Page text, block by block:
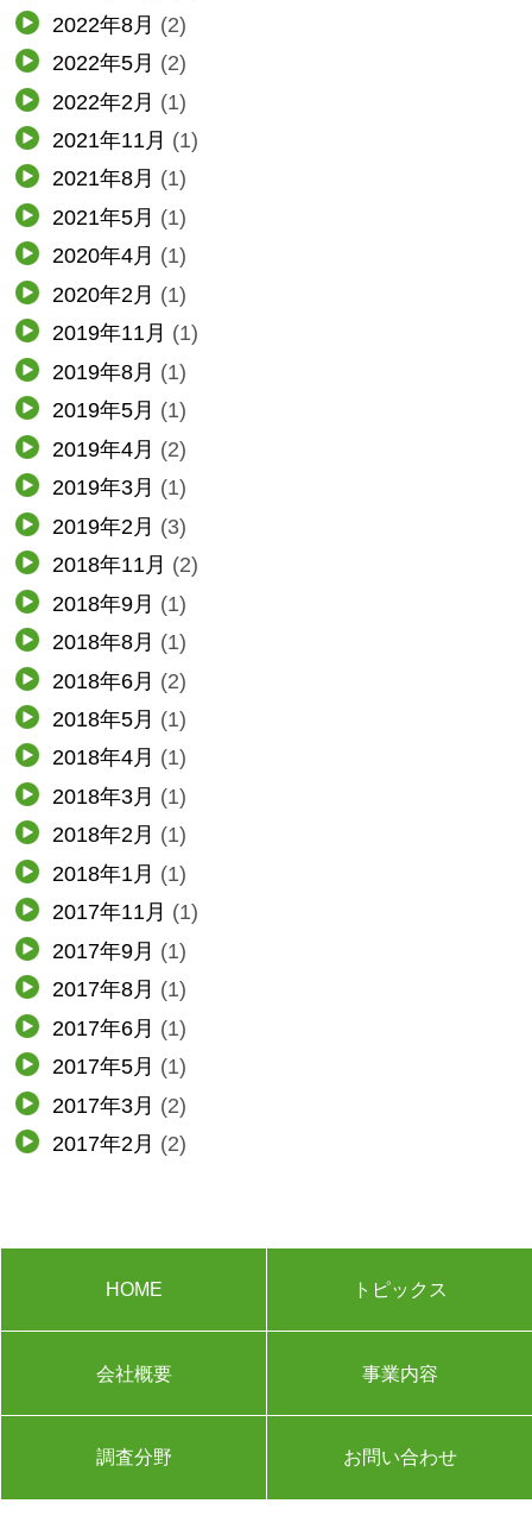
2022年8月 (2)
2022年5月 (2)
2022年2月 (1)
2021年11月 (1)
2021年8月 (1)
2021年5月 (1)
2020年4月 (1)
2020年2月 (1)
2019年11月 (1)
2019年8月 (1)
2019年5月 (1)
2019年4月 (2)
2019年3月 (1)
2019年2月 (3)
2018年11月 (2)
2018年9月 (1)
2018年8月 (1)
2018年6月 (2)
2018年5月 (1)
2018年4月 (1)
2018年3月 (1)
2018年2月 (1)
2018年1月 (1)
2017年11月 (1)
2017年9月 (1)
2017年8月 (1)
2017年6月 (1)
2017年5月 (1)
2017年3月 (2)
2017年2月 (2)
HOME トピックス
会社概要 事業内容
調査分野 お問い合わせ